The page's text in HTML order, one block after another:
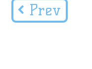
Prev